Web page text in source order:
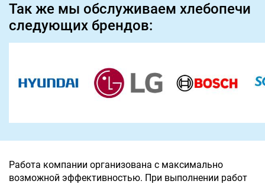
Так же мы обслуживаем хлебопечи
следующих брендов:
Работа компании организована с максимально
возможной эффективностью. При выполнении работ